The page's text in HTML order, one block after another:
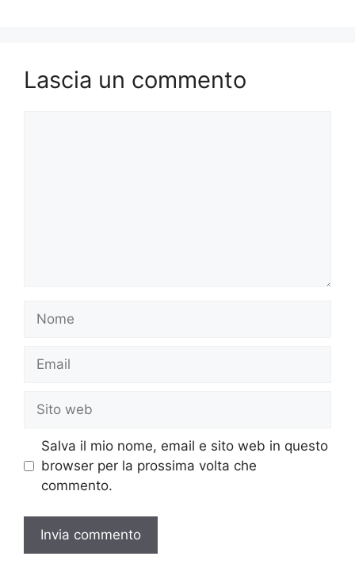
Lascia un commento
Nome
Email
Sito
web
Salva il mio nome, email e sito web in questo
browser per la prossima volta che
commento.